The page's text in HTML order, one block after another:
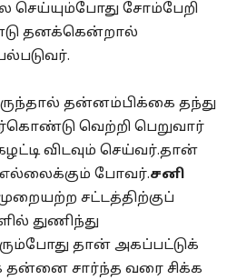
செய்யும்போது சோம்பேறி
தனக்கென்றால்
தன்னம்பிக்கை தந்து
வெற்றி பெறுவார்
விடவும் செய்வர்.தான்
எல்லைக்கும் போவர்.சனி
சட்டத்திற்குப்
துணிந்து
தான் அகப்பட்டுக்
சார்ந்த வரை சிக்க